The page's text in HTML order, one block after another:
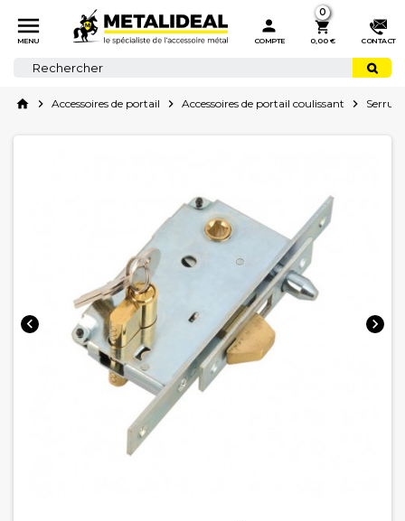

MENU

COMPTE

0,00 €
0
CONTACT
home  Accessoires de portail  Accessoires de portail coulissant 
 